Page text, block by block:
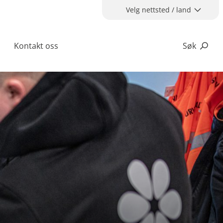
Velg nettsted / land
Kontakt oss Søk